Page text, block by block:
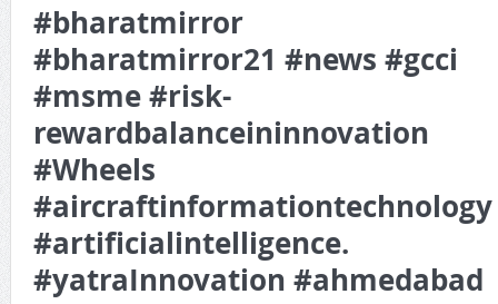
#bharatmirror
#bharatmirror21 #news #gcci
#msme #risk-
rewardbalanceininnovation
#Wheels
#aircraftinformationtechnology
#artificialintelligence.
#yatraInnovation #ahmedabad